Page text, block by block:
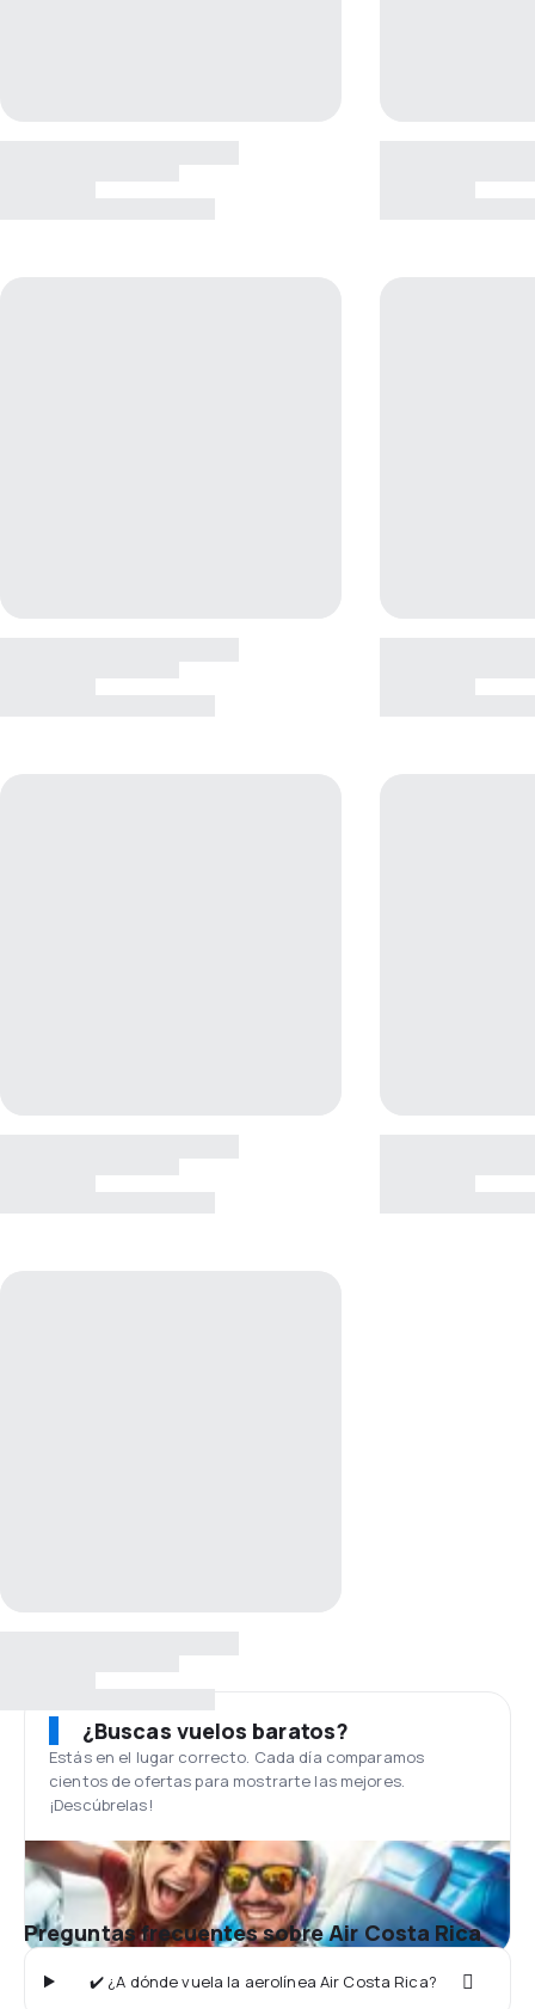
¿Buscas vuelos baratos?
Estás en el lugar correcto. Cada día comparamos
cientos de ofertas para mostrarte las mejores.
¡Descúbrelas!
Preguntas frecuentes sobre Air Costa Rica
✔️ ¿A dónde vuela la aerolínea Air Costa Rica?